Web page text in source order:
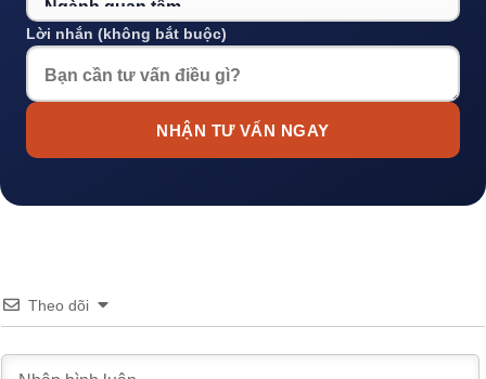
Lời nhắn (không bắt buộc)
NHẬN TƯ VẤN NGAY
Theo dõi